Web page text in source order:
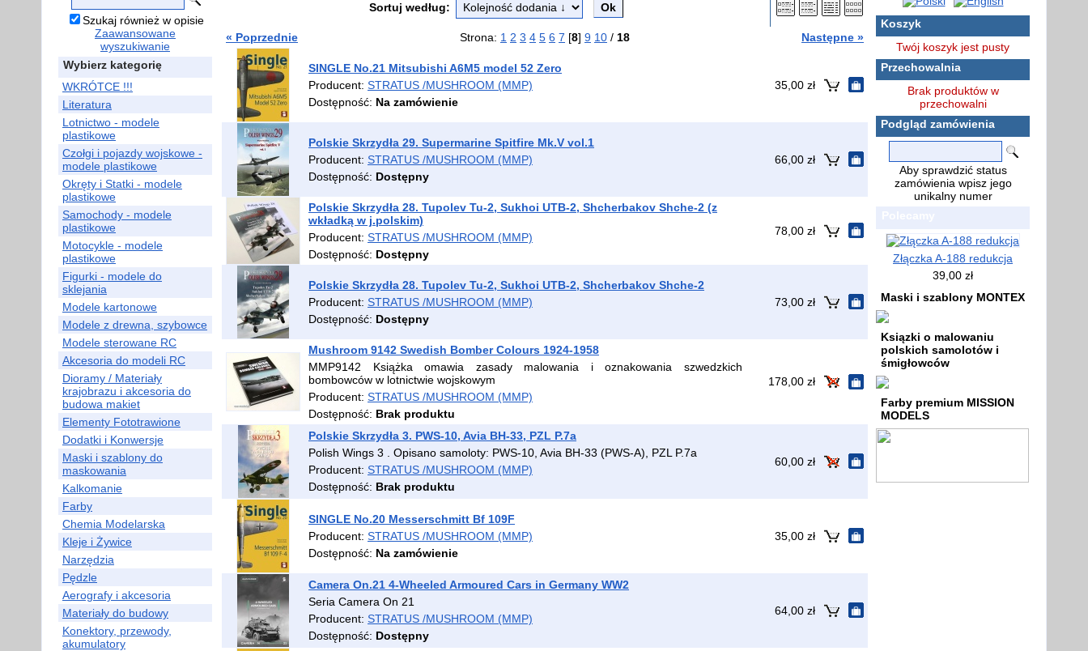
Szukaj również w opisie
Zaawansowane
wyszukiwanie
Wybierz kategorię
WKRÓTCE !!!
Literatura
Lotnictwo - modele
plastikowe
Czołgi i pojazdy wojskowe -
modele plastikowe
Okręty i Statki - modele
plastikowe
Samochody - modele
plastikowe
Motocykle - modele
plastikowe
Figurki - modele do
sklejania
Modele kartonowe
Modele z drewna, szybowce
Modele sterowane RC
Akcesoria do modeli RC
Dioramy / Materiały
krajobrazu i akcesoria do
budowa makiet
Elementy Fototrawione
Dodatki i Konwersje
Maski i szablony do
maskowania
Kalkomanie
Farby
Chemia Modelarska
Kleje i Żywice
Narzędzia
Pędzle
Aerografy i akcesoria
Materiały do budowy
Konektory, przewody,
akumulatory
Sortuj według:
« Poprzednie Strona: 1 2 3 4 5 6 7 [8] 9 10 / 18 Następne »
SINGLE No.21 Mitsubishi A6M5 model 52 Zero
Producent: STRATUS /MUSHROOM (MMP)
Dostępność: Na zamówienie
35,00 zł
Polskie Skrzydła 29. Supermarine Spitfire Mk.V vol.1
Producent: STRATUS /MUSHROOM (MMP)
Dostępność: Dostępny
66,00 zł
Polskie Skrzydła 28. Tupolev Tu-2, Sukhoi UTB-2, Shcherbakov Shche-2 (z
wkładką w j.polskim)
Producent: STRATUS /MUSHROOM (MMP)
Dostępność: Dostępny
78,00 zł
Polskie Skrzydła 28. Tupolev Tu-2, Sukhoi UTB-2, Shcherbakov Shche-2
Producent: STRATUS /MUSHROOM (MMP)
Dostępność: Dostępny
73,00 zł
Mushroom 9142 Swedish Bomber Colours 1924-1958
MMP9142 Książka omawia zasady malowania i oznakowania szwedzkich
bombowców w lotnictwie wojskowym
Producent: STRATUS /MUSHROOM (MMP)
Dostępność: Brak produktu
178,00 zł
Polskie Skrzydła 3. PWS-10, Avia BH-33, PZL P.7a
Polish Wings 3 . Opisano samoloty: PWS-10, Avia BH-33 (PWS-A), PZL P.7a
Producent: STRATUS /MUSHROOM (MMP)
Dostępność: Brak produktu
60,00 zł
SINGLE No.20 Messerschmitt Bf 109F
Producent: STRATUS /MUSHROOM (MMP)
Dostępność: Na zamówienie
35,00 zł
Camera On.21 4-Wheeled Armoured Cars in Germany WW2
Seria Camera On 21
Producent: STRATUS /MUSHROOM (MMP)
Dostępność: Dostępny
64,00 zł
Koszyk
Twój koszyk jest pusty
Przechowalnia
Brak produktów w
przechowalni
Podgląd zamówienia
Aby sprawdzić status
zamówienia wpisz jego
unikalny numer
Złączka A-188 redukcja
39,00 zł
Maski i szablony MONTEX
Ksiązki o malowaniu
polskich samolotów i
śmigłowców
Farby premium MISSION
MODELS